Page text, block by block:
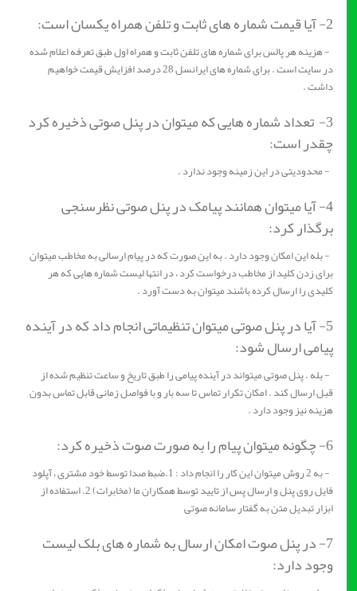
- هزینه هر پالس برای شماره های تلفن ثابت و همراه اول طبق تعرفه اعلام شده
در سایت است . برای شماره های ایرانسل 28 درصد افزایش قیمت خواهیم
داشت .
3- تعداد شماره هایی که میتوان در پنل صوتی ذخیره کرد
چقدر است:
- محدودیتی در این زمینه وجود ندارد .
4- آیا میتوان همانند پیامک در پنل صوتی نظرسنجی
برگذار کرد:
- بله این امکان وجود دارد . به این صورت که در پیام ارسالی به مخاطب میتوان
برای زدن کلید از مخاطب درخواست کرد ، در انتها لیست شماره هایی که هر
کلیدی را ارسال کرده باشند میتوان به دست آورد .
5- آیا در پنل صوتی میتوان تنظیماتی انجام داد که در آینده
پیامی ارسال شود:
- بله . پنل صوتی میتواند در آینده پیامی را طبق تاریخ و ساعت تنظیم شده از
قبل ارسال کند . امکان تکرار تماس تا سه بار و با فواصل زمانی قابل تماس بدون
هزینه نیز وجود دارد .
- به 2 روش میتوان این کار را انجام داد : 1.ضبط صدا توسط خود مشتری ، آپلود
فایل روی پنل و ارسال پس از تایید توسط همکاران ما (مخابرات) 2. استفاده از
ابزار تبدیل متن به گفتار سامانه صوتی
7- در پنل صوت امکان ارسال به شماره های بلک لیست
وجود دارد: